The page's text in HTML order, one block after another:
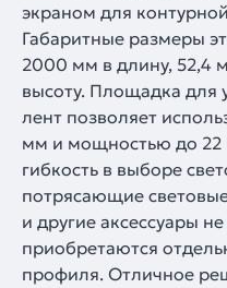
экраном для
Габаритные размеры
2000 мм в длину, 52,4
высоту. Площадка для
лент позволяет
мм и мощностью до 22
гибкость в выборе
потрясающие
и другие аксессуары
приобретаются
профиля. Отличное